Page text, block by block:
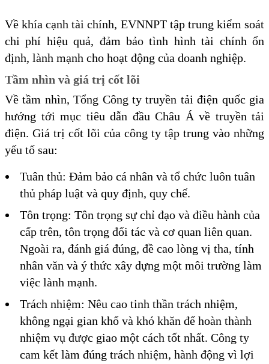
Về khía cạnh tài chính, EVNNPT tập trung kiểm soát
chi phí hiệu quả, đảm bảo tình hình tài chính ổn
định, lành mạnh cho hoạt động của doanh nghiệp.
Tầm nhìn và giá trị cốt lõi
Về tầm nhìn, Tổng Công ty truyền tải điện quốc gia
hướng tới mục tiêu dẫn đầu Châu Á về truyền tải
điện. Giá trị cốt lõi của công ty tập trung vào những
yếu tố sau:
Tuân thủ: Đảm bảo cá nhân và tổ chức luôn tuân
thủ pháp luật và quy định, quy chế.
Tôn trọng: Tôn trọng sự chỉ đạo và điều hành của
cấp trên, tôn trọng đối tác và cơ quan liên quan.
Ngoài ra, đánh giá đúng, đề cao lòng vị tha, tính
nhân văn và ý thức xây dựng một môi trường làm
việc lành mạnh.
Trách nhiệm: Nêu cao tinh thần trách nhiệm,
không ngại gian khổ và khó khăn để hoàn thành
nhiệm vụ được giao một cách tốt nhất. Công ty
cam kết làm đúng trách nhiệm, hành động vì lợi